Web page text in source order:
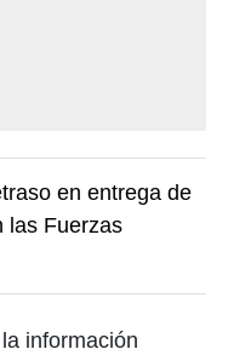
en entrega de
las Fuerzas
información